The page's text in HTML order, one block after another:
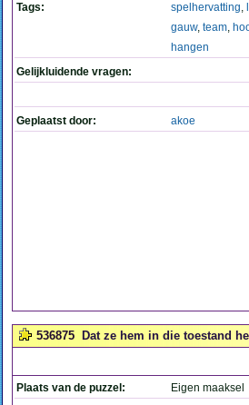
Tags: spelhervatting,
gauw, team,
hangen
Gelijkluidende vragen:
Geplaatst door: akoe
536875 Dat ze hem in die toestand
Plaats van de puzzel:
Eigen maaksel